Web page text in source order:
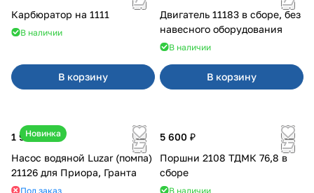
Карбюратор на 1111
В наличии
В корзину
Двигатель 11183 в сборе, без
навесного оборудования
В наличии
В корзину
Новинка
1 990 ₽
Насос водяной Luzar (помпа)
21126 для Приора, Гранта
Под заказ
5 600 ₽
Поршни 2108 ТДМК 76,8 в
сборе
В наличии